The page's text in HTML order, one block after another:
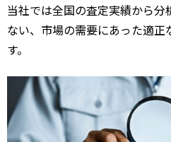
当社では全国の査定実績から分
ない、市場の需要にあった適正
す。